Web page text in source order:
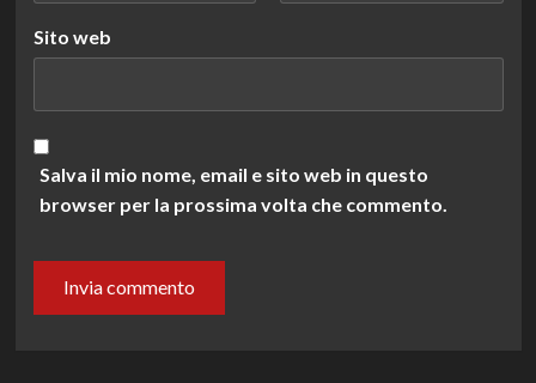
Sito web
Salva il mio nome, email e sito web in questo
browser per la prossima volta che commento.